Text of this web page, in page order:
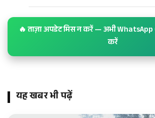
🔥 ताज़ा अपडेट मिस न करें — अभी
करें
यह खबर भी पढ़ें